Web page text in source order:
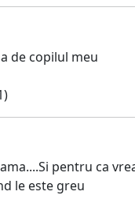
de copilul meu
pentru ca
le este greu